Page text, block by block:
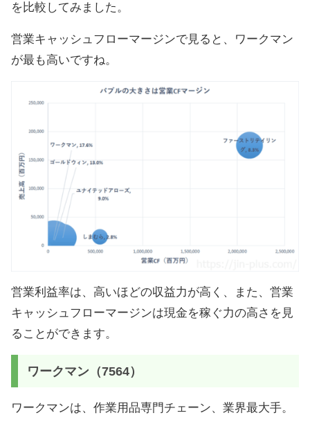
を比較してみました。
営業キャッシュフローマージンで見ると、ワークマン
が最も高いですね。
営業利益率は、高いほどの収益力が高く、また、営業
キャッシュフローマージンは現金を稼ぐ力の高さを見
ることができます。
ワークマン（7564）
ワークマンは、作業用品専門チェーン、業界最大手。